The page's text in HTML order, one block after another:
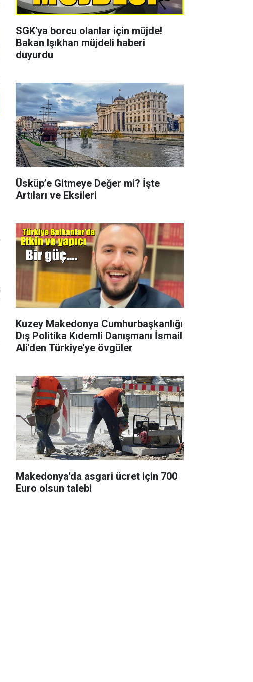
SGK'ya borcu olanlar için müjde!
Bakan Işıkhan müjdeli haberi
duyurdu
Üsküp’e Gitmeye Değer mi? İşte
Artıları ve Eksileri
Kuzey Makedonya Cumhurbaşkanlığı
Dış Politika Kıdemli Danışmanı İsmail
Ali'den Türkiye'ye övgüler
Makedonya'da asgari ücret için 700
Euro olsun talebi